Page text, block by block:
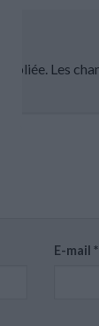
Les
E-mail*